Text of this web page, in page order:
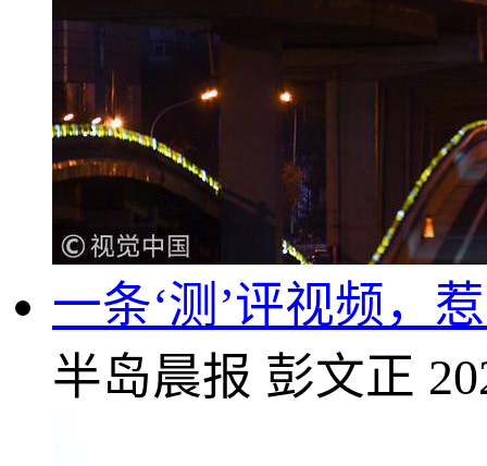
一条‘测’评视频，
半岛晨报 彭文正